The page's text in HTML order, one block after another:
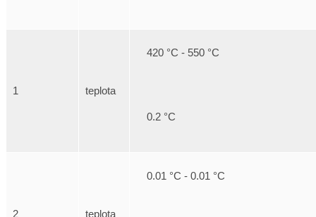
1 teplota
420 °C - 550 °C
0.2 °C
2 teplota
0.01 °C - 0.01 °C